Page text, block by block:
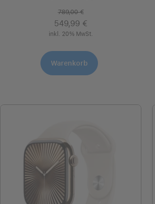
789,00 €
549,99 €
inkl. 20% MwSt.
Warenkorb